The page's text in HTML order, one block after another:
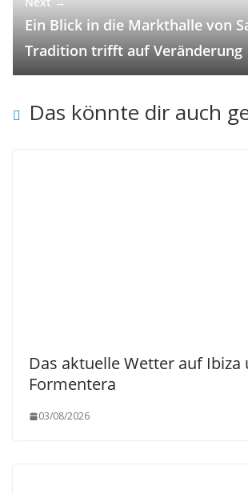
Ein Blick in die Markthalle von
Tradition trifft auf Veränderung
Das könnte dir auch
Das aktuelle Wetter auf Ibiza
Formentera
03/08/2026